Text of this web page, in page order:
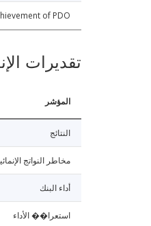
of PDO
تقديرات
المؤشر
النتائج
مخاطر النواتج
أداء البنك
استعرا�� الأداء